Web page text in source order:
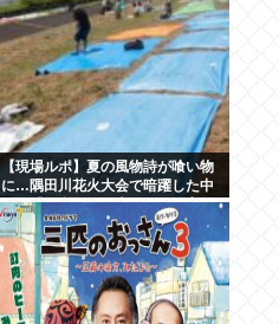
【現場ルポ】夏の風物詩が喰い物
に…隅田川花火大会で暗躍した中
国人「場所取り転売ヤー」の高笑
い